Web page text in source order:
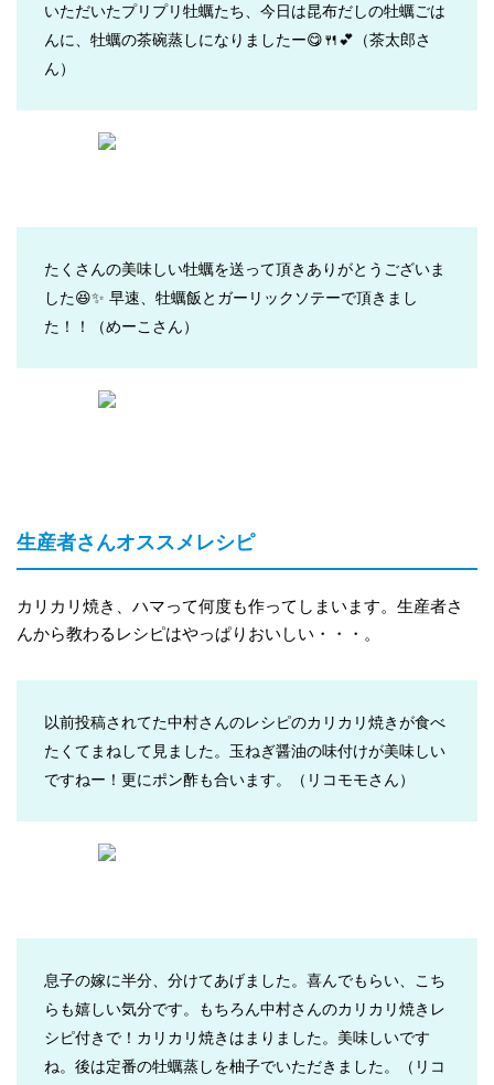
いただいたプリプリ牡蠣たち、今日は昆布だしの牡蠣ごは
んに、牡蠣の茶碗蒸しになりましたー😋🍴💕 （茶太郎さ
ん）
たくさんの美味しい牡蠣を送って頂きありがとうございま
した😆✨ 早速、牡蠣飯とガーリックソテーで頂きまし
た！！
（めーこさん）
生産者さんオススメレシピ
カリカリ焼き、ハマって何度も作ってしまいます。生産者さ
んから教わるレシピはやっぱりおいしい・・・。
以前投稿されてた中村さんのレシピのカリカリ焼きが食べ
たくてまねして見ました。玉ねぎ醤油の味付けが美味しい
ですねー！更にポン酢も合います。
（リコモモさん）
息子の嫁に半分、分けてあげました。喜んでもらい、こち
らも嬉しい気分です。もちろん中村さんのカリカリ焼きレ
シピ付きで！カリカリ焼きはまりました。美味しいです
ね。後は定番の牡蠣蒸しを柚子でいただきました。
（リコ